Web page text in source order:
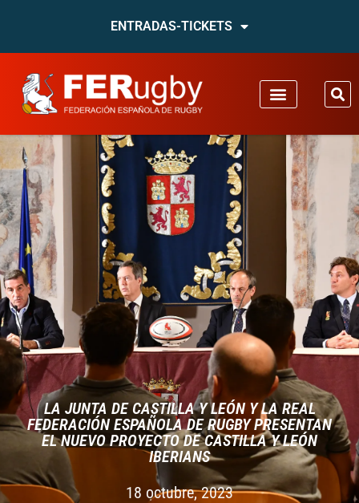
ENTRADAS-TICKETS
LA JUNTA DE CASTILLA Y LEÓN Y LA REAL
FEDERACIÓN ESPAÑOLA DE RUGBY PRESENTAN
EL NUEVO PROYECTO DE CASTILLA Y LEÓN
IBERIANS
18 octubre, 2023